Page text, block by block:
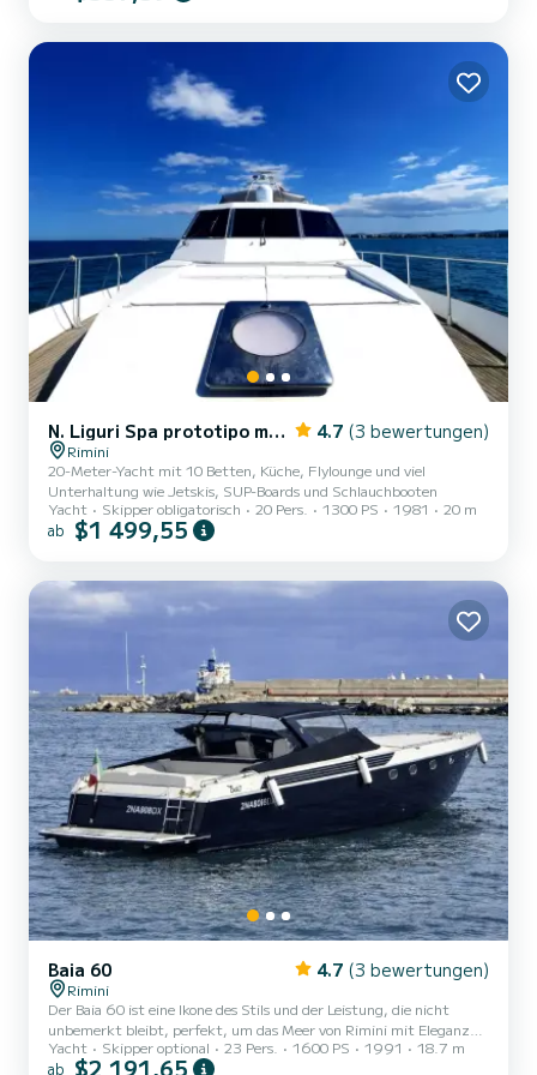
N. Liguri Spa prototipo modello Ghibli 12v 4.7 (3 bewertungen)
Rimini
20-Meter-Yacht mit 10 Betten, Küche, Flylounge und viel
Unterhaltung wie Jetskis, SUP-Boards und Schlauchbooten
Yacht
Skipper obligatorisch 20 Pers. 1300 PS 1981 20 m
ab $1 499,55
Baia 60 4.7 (3 bewertungen)
Rimini
Der Baia 60 ist eine Ikone des Stils und der Leistung, die nicht
unbemerkt bleibt, perfekt, um das Meer von Rimini mit Eleganz
und erstklassiger Leistung zu erleben. Mit seinem sportlichen Profil
und den schlanken Linien des berühmten italienischen Werfts,
Yacht Skipper optional 23 Pers. 1600 PS 1991 18.7 m
ab $2 191,65